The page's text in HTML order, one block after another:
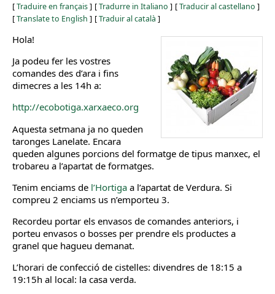
[Traduire en français] [Tradurre in Italiano ] [Traducir al castellano ]
[Translate to English ] [Traduir al català ]
Hola!
Ja podeu fer les vostres
comandes des d’ara i fins
dimecres a les 14h a:
http://ecobotiga.xarxaeco.org
Aquesta setmana ja no queden
taronges Lanelate. Encara
queden algunes porcions del formatge de tipus manxec, el
trobareu a l’apartat de formatges.
Tenim enciams de l’Hortiga a l’apartat de Verdura. Si
compreu 2 enciams us n’emporteu 3.
Recordeu portar els envasos de comandes anteriors, i
porteu envasos o bosses per prendre els productes a
granel que hagueu demanat.
L’horari de confecció de cistelles: divendres de 18:15 a
19:15h al local: la casa verda.